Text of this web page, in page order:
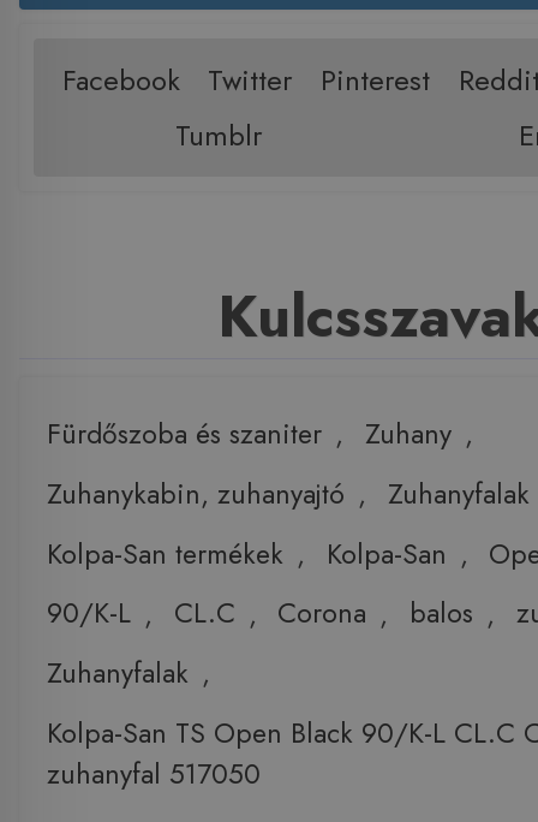
Facebook Twitter Pinterest
Tumblr
Fürdőszoba és szaniter , Zuhany ,
Zuhanykabin, zuhanyajtó ,
Zuhanyfalak
Kolpa-San termékek , Kolpa-San ,
90/K-L , CL.C , Corona , balos ,
Zuhanyfalak ,
Kolpa-San TS Open Black 90/K-L CL.C
zuhanyfal 517050